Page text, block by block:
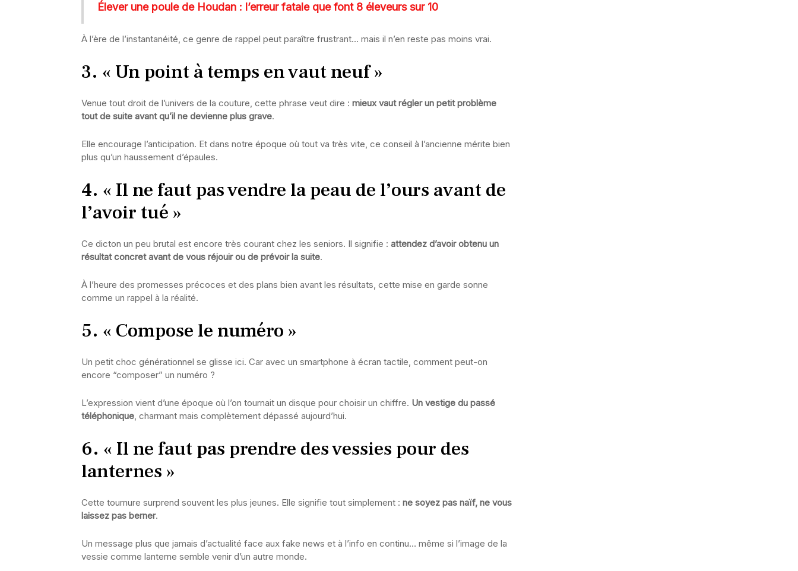
Élever une poule de Houdan : l’erreur fatale que font 8 éleveurs sur 10
À l’ère de l’instantanéité, ce genre de rappel peut paraître frustrant… mais il n’en reste pas moins vrai.
3. « Un point à temps en vaut neuf »
Venue tout droit de l’univers de la couture, cette phrase veut dire : mieux vaut régler un petit problème
tout de suite avant qu’il ne devienne plus grave.
Elle encourage l’anticipation. Et dans notre époque où tout va très vite, ce conseil à l’ancienne mérite bien
plus qu’un haussement d’épaules.
4. « Il ne faut pas vendre la peau de l’ours avant de
l’avoir tué »
Ce dicton un peu brutal est encore très courant chez les seniors. Il signifie : attendez d’avoir obtenu un
résultat concret avant de vous réjouir ou de prévoir la suite.
À l’heure des promesses précoces et des plans bien avant les résultats, cette mise en garde sonne
comme un rappel à la réalité.
5. « Compose le numéro »
Un petit choc générationnel se glisse ici. Car avec un smartphone à écran tactile, comment peut-on
encore “composer” un numéro ?
L’expression vient d’une époque où l’on tournait un disque pour choisir un chiffre. Un vestige du passé
téléphonique, charmant mais complètement dépassé aujourd’hui.
6. « Il ne faut pas prendre des vessies pour des
lanternes »
Cette tournure surprend souvent les plus jeunes. Elle signifie tout simplement : ne soyez pas naïf, ne vous
laissez pas berner.
Un message plus que jamais d’actualité face aux fake news et à l’info en continu… même si l’image de la
vessie comme lanterne semble venir d’un autre monde.